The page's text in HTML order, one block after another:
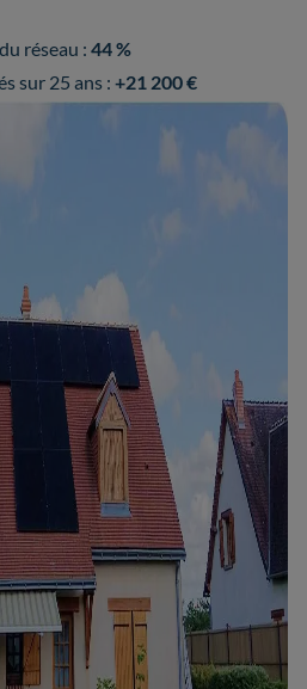
réseau : 44 %
sur 25 ans : +21 200 €